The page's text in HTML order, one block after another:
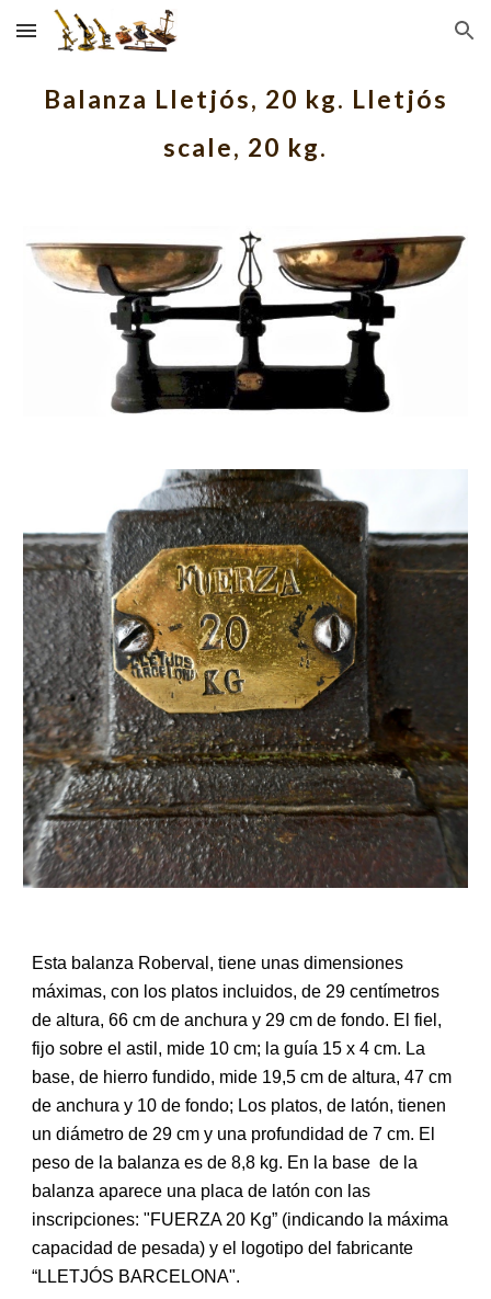
Skip to main content Skip to navigation
Balanza Lletjós, 20 kg. Lletjós
scale, 20 kg.
Esta balanza Roberval, tiene unas dimensiones
máximas, con los platos incluidos, de 29 centímetros
de altura, 66 cm de anchura y 29 cm de fondo. El fiel,
fijo sobre el astil, mide 10 cm; la guía 15 x 4 cm. La
base, de hierro fundido, mide 19,5 cm de altura, 47 cm
de anchura y 10 de fondo; Los platos, de latón, tienen
un diámetro de 29 cm y una profundidad de 7 cm. El
peso de la balanza es de 8,8 kg. En la base de la
balanza aparece una placa de latón con las
inscripciones: "FUERZA 20 Kg” (indicando la máxima
capacidad de pesada) y el logotipo del fabricante
“LLETJÓS BARCELONA".